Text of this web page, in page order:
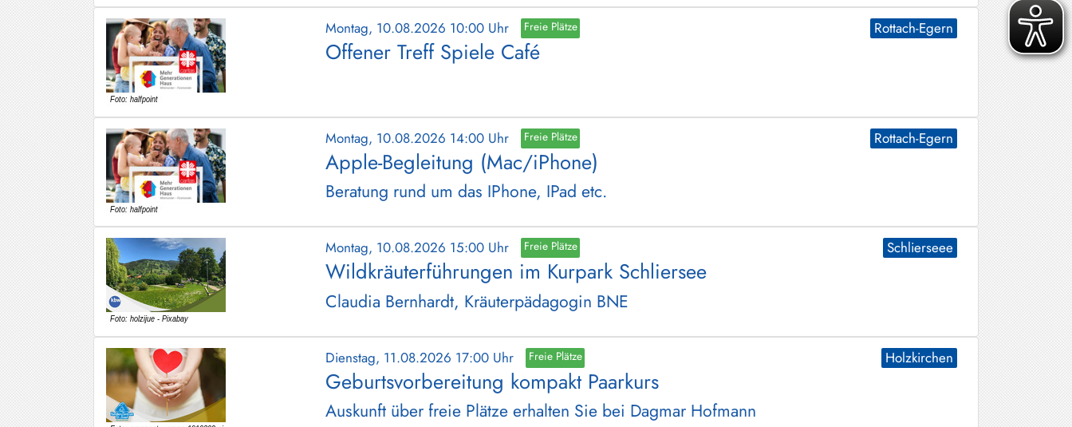
Montag, 10.08.2026 10:00 Uhr Freie Plätze Rottach-Egern
Offener Treff Spiele Café
Montag, 10.08.2026 14:00 Uhr Freie Plätze Rottach-Egern
Apple-Begleitung (Mac/iPhone)
Beratung rund um das IPhone, IPad etc.
Montag, 10.08.2026 15:00 Uhr Freie Plätze Schlierseee
Wildkräuterführungen im Kurpark Schliersee
Claudia Bernhardt, Kräuterpädagogin BNE
Dienstag, 11.08.2026 17:00 Uhr Freie Plätze Holzkirchen
Geburtsvorbereitung kompakt Paarkurs
Auskunft über freie Plätze erhalten Sie bei Dagmar Hofmann
Niklasreuth
Otterfing
Rottach-
Egern
Schaftlach
/
Waakirchen
Schliersee
Tegernsee
Warngau
/
Wall
Weyarn